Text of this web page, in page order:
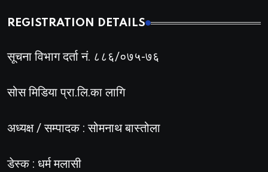
REGISTRATION DETAILS
सूचना विभाग दर्ता नं. ८८६/०७५-७६
सोस मिडिया प्रा.लि.का लागि
अध्यक्ष / सम्पादक : सोमनाथ बास्तोला
डेस्क : धर्म मलासी